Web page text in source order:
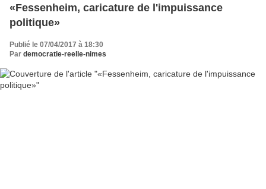
«Fessenheim, caricature de l'impuissance
politique»
Publié le 07/04/2017 à 18:30
Par democratie-reelle-nimes